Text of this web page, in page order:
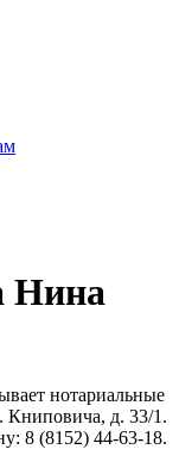
Нина
нотариальные
Книповича, д. 33/1.
8 (8152) 44-63-18.